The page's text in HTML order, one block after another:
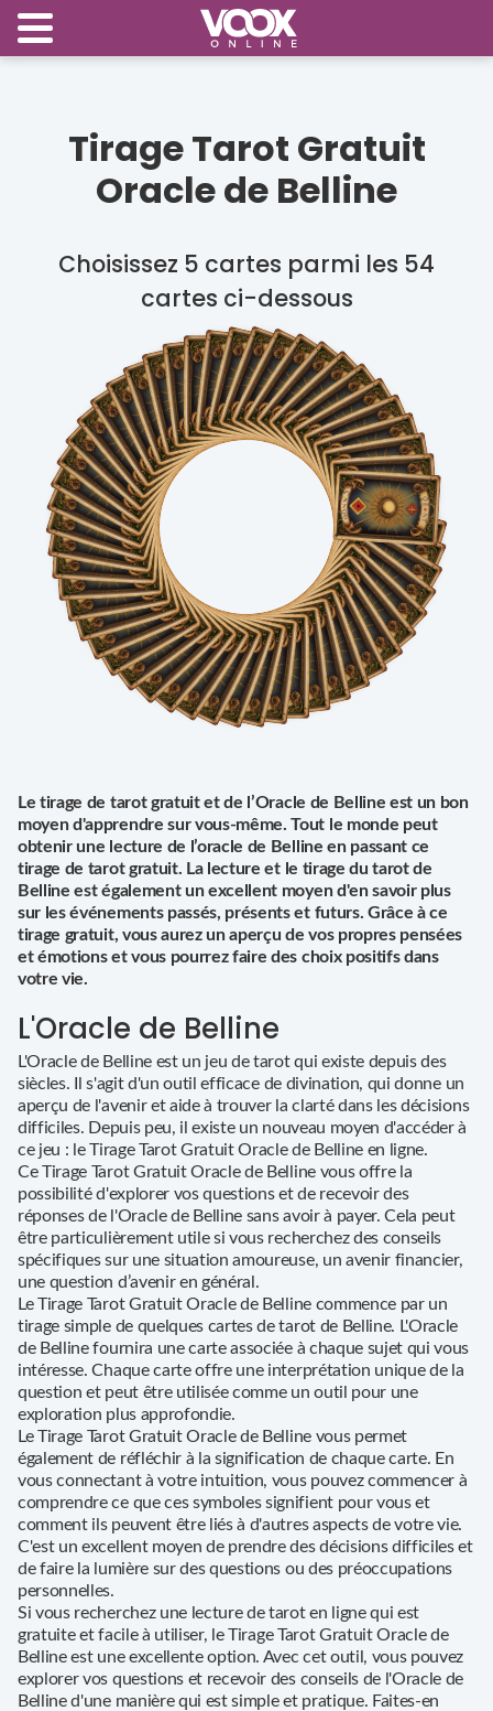
Tirage Tarot Gratuit
Oracle de Belline
Choisissez 5 cartes parmi les 54
cartes ci-dessous
Le tirage de tarot gratuit et de l’Oracle de Belline est un bon
moyen d'apprendre sur vous-même. Tout le monde peut
obtenir une lecture de l’oracle de Belline en passant ce
tirage de tarot gratuit. La lecture et le tirage du tarot de
Belline est également un excellent moyen d'en savoir plus
sur les événements passés, présents et futurs. Grâce à ce
tirage gratuit, vous aurez un aperçu de vos propres pensées
et émotions et vous pourrez faire des choix positifs dans
votre vie.
L'Oracle de Belline
L'Oracle de Belline est un jeu de tarot qui existe depuis des
siècles. Il s'agit d'un outil efficace de divination, qui donne un
aperçu de l'avenir et aide à trouver la clarté dans les décisions
difficiles. Depuis peu, il existe un nouveau moyen d'accéder à
ce jeu : le Tirage Tarot Gratuit Oracle de Belline en ligne.
Ce Tirage Tarot Gratuit Oracle de Belline vous offre la
possibilité d'explorer vos questions et de recevoir des
réponses de l'Oracle de Belline sans avoir à payer. Cela peut
être particulièrement utile si vous recherchez des conseils
spécifiques sur une situation amoureuse, un avenir financier,
une question d’avenir en général.
Le Tirage Tarot Gratuit Oracle de Belline commence par un
tirage simple de quelques cartes de tarot de Belline. L'Oracle
de Belline fournira une carte associée à chaque sujet qui vous
intéresse. Chaque carte offre une interprétation unique de la
question et peut être utilisée comme un outil pour une
exploration plus approfondie.
Le Tirage Tarot Gratuit Oracle de Belline vous permet
également de réfléchir à la signification de chaque carte. En
vous connectant à votre intuition, vous pouvez commencer à
comprendre ce que ces symboles signifient pour vous et
comment ils peuvent être liés à d'autres aspects de votre vie.
C'est un excellent moyen de prendre des décisions difficiles et
de faire la lumière sur des questions ou des préoccupations
personnelles.
Si vous recherchez une lecture de tarot en ligne qui est
gratuite et facile à utiliser, le Tirage Tarot Gratuit Oracle de
Belline est une excellente option. Avec cet outil, vous pouvez
explorer vos questions et recevoir des conseils de l'Oracle de
Belline d'une manière qui est simple et pratique. Faites-en